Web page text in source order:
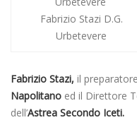
Fabrizio Stazi D.G.
Urbetevere
Fabrizio Stazi, il
Napolitano ed il Direttore
dell’Astrea Secondo Iceti.